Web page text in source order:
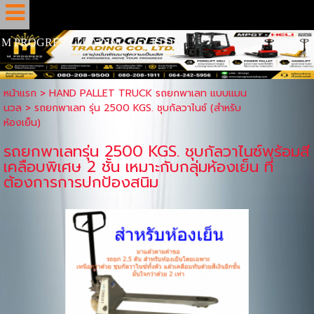
M PROGRESS TRADING CO.,LTD
หน้าแรก > HAND PALLET TRUCK รถยกพาเลท แบบแมน
นวล > รถยกพาเลท รุ่น 2500 KGS. ชุบกัลวาไนซ์ (สำหรับ
ห้องเย็น)
รถยกพาเลทรุ่น 2500 KGS. ชุบกัลวาไนซ์พร้อมสี
เคลือบพิเศษ 2 ชั้น เหมาะกับกลุ่มห้องเย็น ที่
ต้องการการปกป้องสนิม